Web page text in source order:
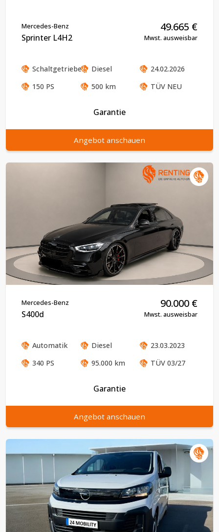
Mercedes-Benz
Sprinter L4H2
49.665 €
Mwst. ausweisbar
Schaltgetriebe Diesel
24.02.2026
150 PS 500 km TÜV NEU
Garantie
Angebot anschauen
Mercedes-Benz
S400d
90.000 €
Mwst. ausweisbar
Automatik Diesel
23.03.2023
340 PS 95.000 km TÜV 03/27
Garantie
Angebot anschauen